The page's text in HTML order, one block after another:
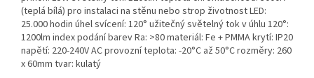
(teplá bílá) pro instalaci na stěnu nebo strop životnost LED:
25.000 hodin úhel svícení: 120° užitečný světelný tok v úhlu 120°:
1200lm index podání barev Ra: >80 materiál: Fe + PMMA krytí: IP20
napětí: 220-240V AC provozní teplota: -20°C až 50°C rozměry: 260
x 60mm tvar: kulatý